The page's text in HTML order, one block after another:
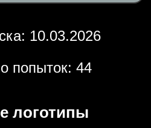
10.03.2026
попыток: 44
логотипы